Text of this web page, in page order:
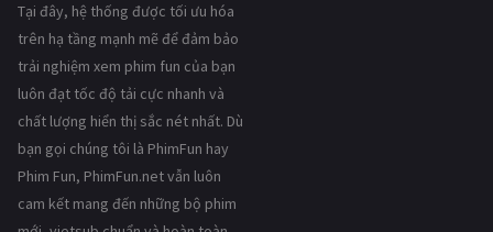
Tại đây, hệ thống được tối ưu hóa
trên hạ tầng mạnh mẽ để đảm bảo
trải nghiệm xem phim fun của bạn
luôn đạt tốc độ tải cực nhanh và
chất lượng hiển thị sắc nét nhất. Dù
bạn gọi chúng tôi là PhimFun hay
Phim Fun, PhimFun.net vẫn luôn
cam kết mang đến những bộ phim